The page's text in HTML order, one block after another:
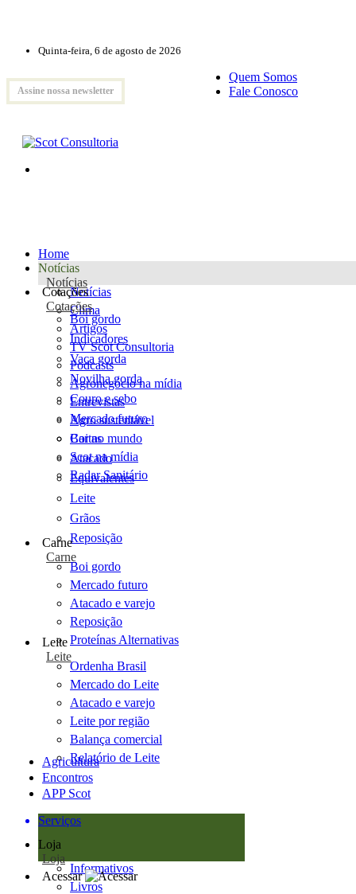
Quinta-feira, 6 de agosto de 2026
Assine nossa newsletter
Quem Somos
Fale Conosco
Home
Notícias
Notícias
Notícias
Clima
Artigos
TV Scot Consultoria
Podcasts
Agronegócio na mídia
Entrevistas
Agro sustentável
Cartas
Scot na mídia
Radar Sanitário
Cotações
Cotações
Boi gordo
Indicadores
Vaca gorda
Novilha gorda
Couro e sebo
Mercado futuro
Boi no mundo
Atacado
Equivalentes
Leite
Grãos
Reposição
Carne
Carne
Boi gordo
Mercado futuro
Atacado e varejo
Reposição
Proteínas Alternativas
Leite
Leite
Ordenha Brasil
Mercado do Leite
Atacado e varejo
Leite por região
Balança comercial
Relatório de Leite
Agricultura
Encontros
APP Scot
Serviços
Loja
Loja
Informativos
Livros
Acessar